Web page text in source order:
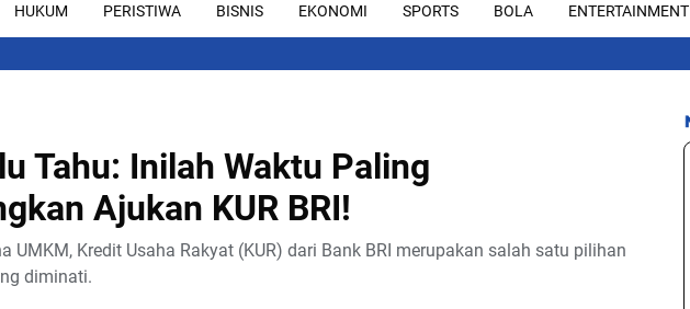
HUKUM PERISTIWA BISNIS EKONOMI SPORTS BOLA ENTERTAINMENT
Tahu: Inilah Waktu Paling
Ajukan KUR BRI!
UMKM, Kredit Usaha Rakyat (KUR) dari Bank BRI merupakan salah satu pilihan
diminati.